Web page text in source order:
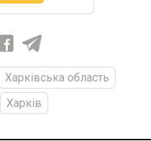
Харківська область
Харків